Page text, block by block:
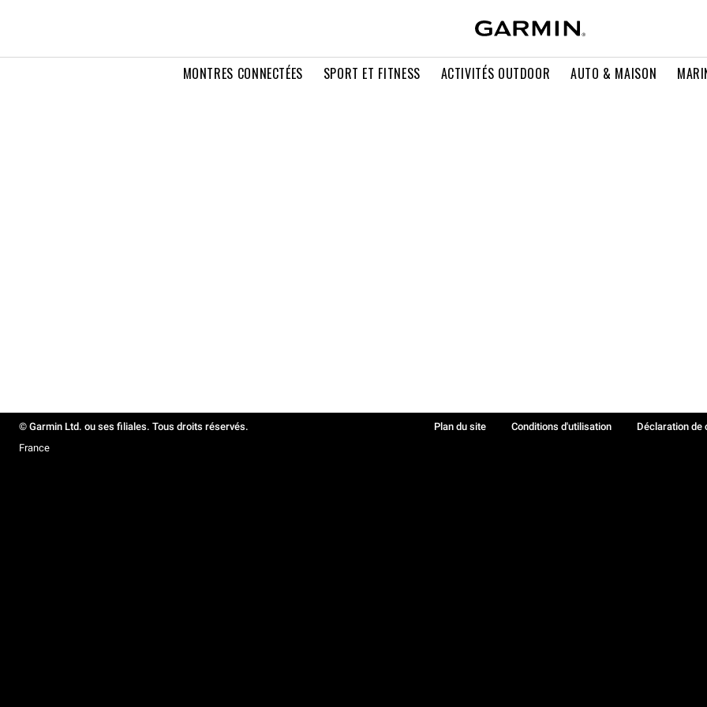
MONTRES CONNECTÉES SPORT ET FITNESS ACTIVITÉS OUTDOOR AUTO & MAISON
© Garmin Ltd. ou ses filiales. Tous droits réservés. Plan du site Conditions d'utilisation Déclaration de
France